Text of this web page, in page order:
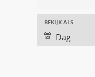
and
Views
Evenement
Views
BEKIJK ALS
Dag